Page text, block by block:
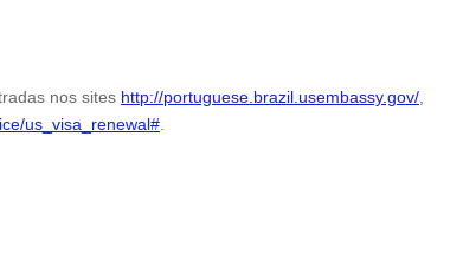
nos sites http://portuguese.brazil.usembassy.gov/
us_visa_renewal#